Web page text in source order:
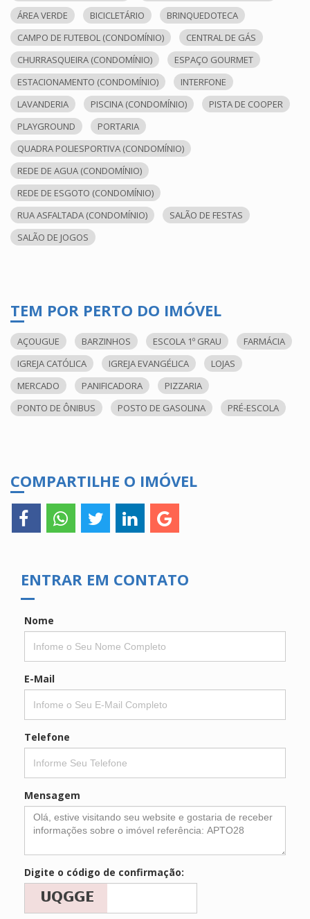
ÁREA VERDE
BICICLETÁRIO
BRINQUEDOTECA
CAMPO DE FUTEBOL (CONDOMÍNIO)
CENTRAL DE GÁS
CHURRASQUEIRA (CONDOMÍNIO)
ESPAÇO GOURMET
ESTACIONAMENTO (CONDOMÍNIO)
INTERFONE
LAVANDERIA
PISCINA (CONDOMÍNIO)
PISTA DE COOPER
PLAYGROUND
PORTARIA
QUADRA POLIESPORTIVA (CONDOMÍNIO)
REDE DE AGUA (CONDOMÍNIO)
REDE DE ESGOTO (CONDOMÍNIO)
RUA ASFALTADA (CONDOMÍNIO)
SALÃO DE FESTAS
SALÃO DE JOGOS
TEM POR PERTO DO IMÓVEL
AÇOUGUE BARZINHOS ESCOLA 1º GRAU
FARMÁCIA
IGREJA CATÓLICA
IGREJA EVANGÉLICA
LOJAS
MERCADO
PANIFICADORA
PIZZARIA
PONTO DE ÔNIBUS
POSTO DE GASOLINA PRÉ-ESCOLA
COMPARTILHE O IMÓVEL
ENTRAR EM CONTATO
Nome
E-Mail
Telefone
Mensagem
Digite o código de confirmação: